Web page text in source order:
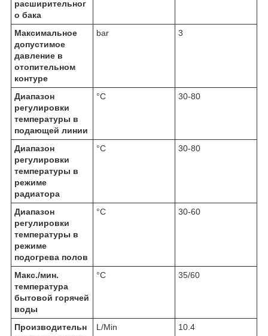
расширительног
о бака
Максимальное
допустимое
давление в
отопительном
контуре
bar 3
Диапазон
регулировки
температуры в
подающей линии
°C 30-80
Диапазон
регулировки
температуры в
режиме
радиатора
°C 30-80
Диапазон
регулировки
температуры в
режиме
подогрева полов
°C 30-60
Макс./мин.
температура
бытовой горячей
воды
°C 35/60
Производительн
L/Min 10.4